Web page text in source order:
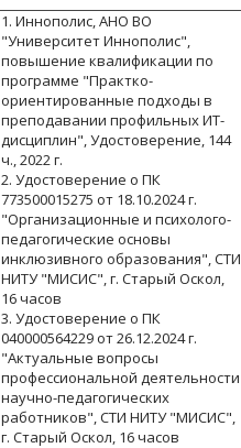
1. Иннополис, АНО ВО
"Университет Иннополис",
повышение квалификации по
программе "Практко-
ориентированные подходы в
преподавании профильных ИТ-
дисциплин", Удостоверение, 144
ч., 2022 г.
2. Удостоверение о ПК
773500015275 от 18.10.2024 г.
"Организационные и психолого-
педагогические основы
инклюзивного образования", СТИ
НИТУ "МИСИС", г. Старый Оскол,
16 часов
3. Удостоверение о ПК
040000564229 от 26.12.2024 г.
"Актуальные вопросы
профессиональной деятельности
научно-педагогических
работников", СТИ НИТУ "МИСИС",
г. Старый Оскол, 16 часов